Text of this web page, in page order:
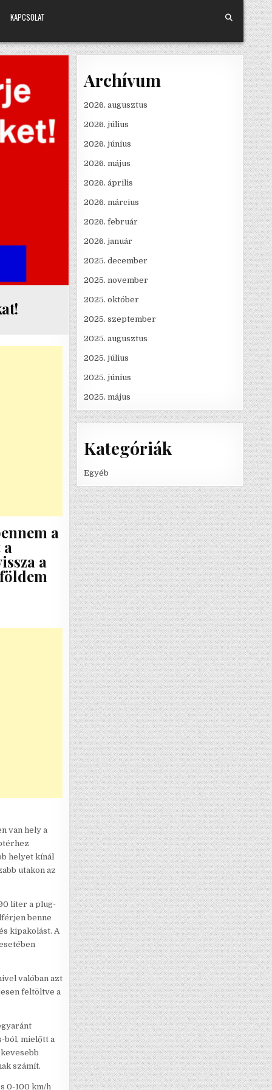
KAPCSOLAT
a
a
van hely a
helyet kínál
utakon az
liter a plug-
benne
kipakolást. A
valóban azt
feltöltve a
ból, mielőtt a
számít.
0-100 km/h
Archívum
2026. augusztus
2026. július
2026. június
2026. május
2026. április
2026. március
2026. február
2026. január
2025. december
2025. november
2025. október
2025. szeptember
2025. augusztus
2025. július
2025. június
2025. május
Kategóriák
Egyéb